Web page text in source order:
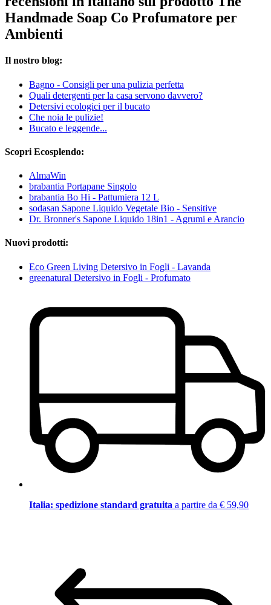
Handmade Soap Co Profumatore per
Ambienti
Il nostro blog:
Bagno - Consigli per una pulizia perfetta
Quali detergenti per la casa servono davvero?
Detersivi ecologici per il bucato
Che noia le pulizie!
Bucato e leggende...
Scopri Ecosplendo:
AlmaWin
brabantia Portapane Singolo
brabantia Bo Hi - Pattumiera 12 L
sodasan Sapone Liquido Vegetale Bio - Sensitive
Dr. Bronner's Sapone Liquido 18in1 - Agrumi e Arancio
Nuovi prodotti:
Eco Green Living Detersivo in Fogli - Lavanda
greenatural Detersivo in Fogli - Profumato
Italia: spedizione standard gratuita a partire da € 59,90